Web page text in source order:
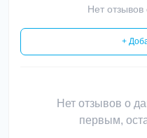
Нет отзывов
+
Нет отзывов о
первым,